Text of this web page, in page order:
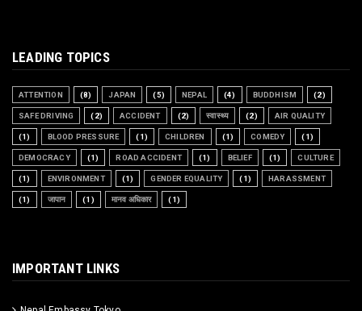
LEADING TOPICS
ATTENTION (8) JAPAN (5) NEPAL (4) BUDDHISM (2)
SAFE DRIVING (2) ACCIDENT (2) स्वास्थ्य (2) AIR QUALITY
(1) BLOOD PRESSURE (1) CHILDREN (1) COMEDY (1)
DEMOCRACY (1) ROAD ACCIDENT (1) BELIEF (1) CULTURE
(1) ENVIRONMENT (1) GENDER EQUALITY (1) HARASSMENT
(1) जापान (1) मानव अधिकार (1)
IMPORTANT LINKS